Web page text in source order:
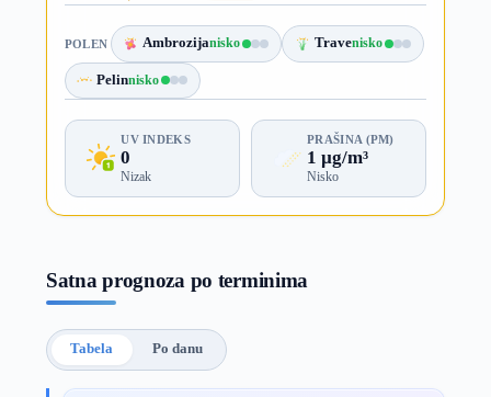
POLEN Ambrozijanisko Travenisko
Pelinnisko
UV INDEKS
0
Nizak
PRAŠINA (PM)
1 µg/m³
Nisko
Satna prognoza po terminima
Tabela Po danu